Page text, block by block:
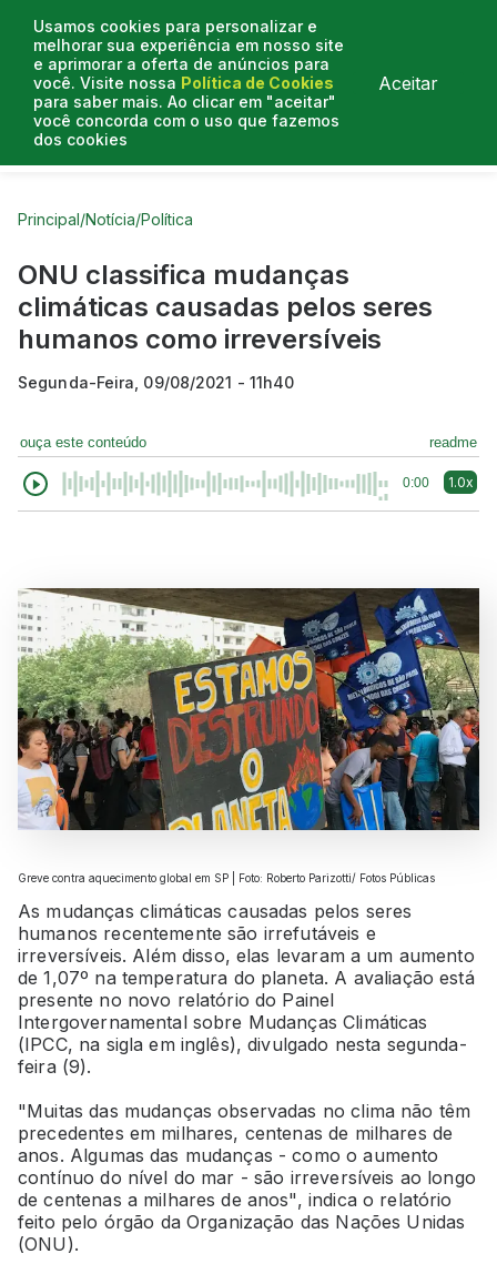
Usamos cookies para personalizar e
melhorar sua experiência em nosso site
e aprimorar a oferta de anúncios para
você. Visite nossa Política de Cookies
para saber mais. Ao clicar em "aceitar"
você concorda com o uso que fazemos
dos cookies
Aceitar
Curtas do Poder
Principal/Notícia/Política
ONU classifica mudanças
climáticas causadas pelos seres
humanos como irreversíveis
Segunda-Feira, 09/08/2021 - 11h40
ouça este conteúdo readme
0:00 1.0x
Greve contra aquecimento global em SP | Foto: Roberto Parizotti/ Fotos Públicas
As mudanças climáticas causadas pelos seres
humanos recentemente são irrefutáveis e
irreversíveis. Além disso, elas levaram a um aumento
de 1,07º na temperatura do planeta. A avaliação está
presente no novo relatório do Painel
Intergovernamental sobre Mudanças Climáticas
(IPCC, na sigla em inglês), divulgado nesta segunda-
feira (9).
"Muitas das mudanças observadas no clima não têm
precedentes em milhares, centenas de milhares de
anos. Algumas das mudanças - como o aumento
contínuo do nível do mar - são irreversíveis ao longo
de centenas a milhares de anos", indica o relatório
feito pelo órgão da Organização das Nações Unidas
(ONU).